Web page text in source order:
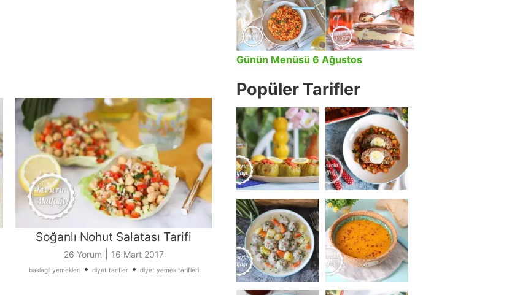
Soğanlı Nohut Salatası Tarifi
26 Yorum 16 Mart 2017
baklagil yemekleri• diyet tarifler• diyet yemek tarifleri
Günün Menüsü 6 Ağustos
Popüler Tarifler